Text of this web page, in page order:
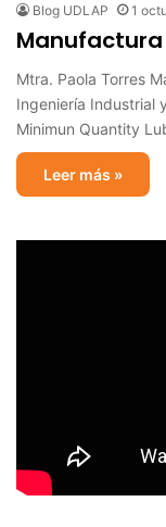
Blog UDLAP 1
Manufactura
Mtra. Paola Torres
Ingeniería Industrial
Minimun Quantity
Leer más »